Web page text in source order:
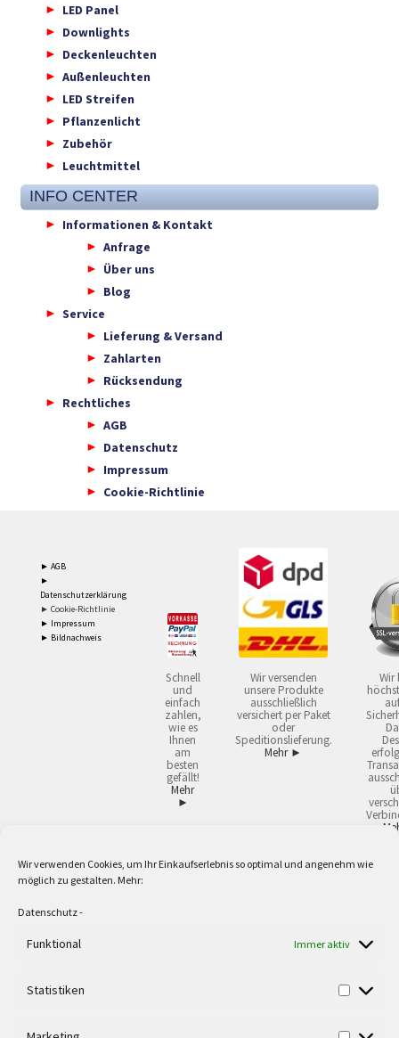
Wir verwenden Cookies, um Ihr Einkaufserlebnis so optimal und angenehm wie
möglich zu gestalten. Mehr:
Datenschutz-
Funktional Immer aktiv
Statistiken
LED Panel
Downlights
Deckenleuchten
Außenleuchten
LED Streifen
Pflanzenlicht
Zubehör
Leuchtmittel
INFO CENTER
Informationen & Kontakt
Anfrage
Über uns
Blog
Service
Lieferung & Versand
Zahlarten
Rücksendung
Rechtliches
AGB
Datenschutz
Impressum
Cookie-Richtlinie
► AGB
►
Datenschutzerklärung
► Cookie-Richtlinie
► Impressum
► Bildnachweis
Schnell
und
einfach
zahlen,
wie es
Ihnen
am
besten
gefällt!
Mehr
►
Wir versenden
unsere Produkte
ausschließlich
versichert per Paket
oder
Speditionslieferung.
Mehr ►
Wir
Lieferzeiten gelten mit Express-24.
Versandkostenfrei ab 59,90 € Nettowarenwert. Inseln ausgenommen. Unsere
Berufe zur Verwendung in der selbständigen, beruflichen oder gewerblichen
verwendeten Logos und Firmennamen sind Warenzeichen oder eingetragene